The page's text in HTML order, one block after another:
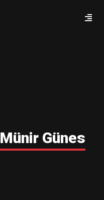
Münir Günes